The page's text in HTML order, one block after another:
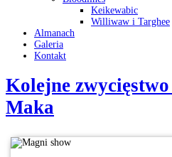
Keikewabic
Williwaw i Targhee
Almanach
Galeria
Kontakt
Kolejne
Maka